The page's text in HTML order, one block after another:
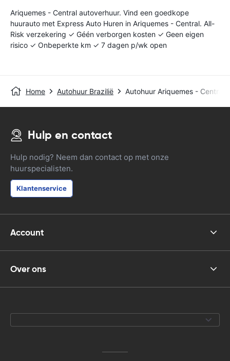
Ariquemes - Central autoverhuur. Vind een goedkope
huurauto met Express Auto Huren in Ariquemes - Central. All-
Risk verzekering ✓ Géén verborgen kosten ✓ Geen eigen
risico ✓ Onbeperkte km ✓ 7 dagen p/wk open
Home Autohuur Brazilië Autohuur Ariquemes - Central
Hulp en contact
Hulp nodig? Neem dan contact op met onze
huurspecialisten.
Klantenservice
Account
Over ons